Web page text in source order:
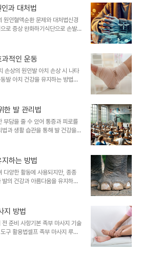
있어요. 부드럽고 매끈한 발을 유
. 여기서는 발 각질이 생기는 원인
는 관리법과 천연 재료를 활용한
한 전문가의 도움을 받는 방법, 각
과적인 제품 추천까지 자세히 다
마..
과 대처법
인혈액순환 문제와 대처법신경
로 증상 완화하기식단으로 손발
황FAQ손과 발이 자주 차갑거나
수도 있지만, 때로는 혈액순환이
수 있답니다. 이번 글에서는 손
하는 효과적인 방법들을 소개할
움과 저림은 무시하기 쉬운 증상
줄 수 있어요. 생활 습관, 질병, 영
저린..
적인 운동
손상의 원인발 아치 손상 시 나타
발 아치 건강을 유지하는 방법운
균형을 잡아주는 중요한 구조
면서 통증을 유발할 수 있어요.
동 능력을 떨어뜨릴 수 있답니
는 데 관심을 가진 적이 있어요.
돌보지 않다 보면 누구나 한 번
절한 운동법을 통해 무너진 아치
한 발 관리법
부담을 줄 수 있어 통증과 피로를
과 생활 습관을 통해 발 건강을
. 이 글에서는 발 통증을 줄이는
을 지키는 실질적인 방법을 다룹
신발 선택정기적인 발 스트레칭
보조기구 활용효과적인 휴식 방
업에서 발 통증을 예방하려면 체
를 유지하는 것이 필수적입니다.
..
하는 방법
다양한 활동에 사용되지만, 종종
의 건강과 아름다움을 유지하는
는 중요한 요소입니다. 발은 꾸준
천할 수 있는 홈케어 방법을 자세
중요성발 피로를 푸는 족욕 루틴
팁발톱 관리 및 꾸미기발 마사지
관련 FAQ발 관리의 중요성발은
중 하나로, 일상생활에서 피로가
지 방법
준비 사항기본 족부 마사지 기술
구 활용법셀프 족부 마사지 루틴
FAQ족부 마사지는 발의 피로를